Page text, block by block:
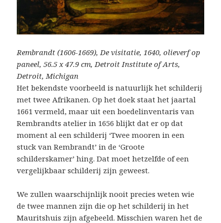
Rembrandt (1606-1669), De visitatie, 1640, olieverf op
paneel, 56.5 x 47.9 cm, Detroit Institute of Arts,
Detroit, Michigan
Het bekendste voorbeeld is natuurlijk het schilderij
met twee Afrikanen. Op het doek staat het jaartal
1661 vermeld, maar uit een boedelinventaris van
Rembrandts atelier in 1656 blijkt dat er op dat
moment al een schilderij ‘Twee mooren in een
stuck van Rembrandt’ in de ‘Groote
schilderskamer’ hing. Dat moet hetzelfde of een
vergelijkbaar schilderij zijn geweest.
We zullen waarschijnlijk nooit precies weten wie
de twee mannen zijn die op het schilderij in het
Mauritshuis zijn afgebeeld. Misschien waren het de